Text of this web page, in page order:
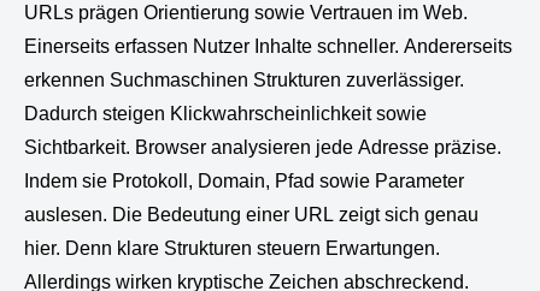
URLs prägen Orientierung sowie Vertrauen im Web.
Einerseits erfassen Nutzer Inhalte schneller. Andererseits
erkennen Suchmaschinen Strukturen zuverlässiger.
Dadurch steigen Klickwahrscheinlichkeit sowie
Sichtbarkeit. Browser analysieren jede Adresse präzise.
Indem sie Protokoll, Domain, Pfad sowie Parameter
auslesen. Die Bedeutung einer URL zeigt sich genau
hier. Denn klare Strukturen steuern Erwartungen.
Allerdings wirken kryptische Zeichen abschreckend.